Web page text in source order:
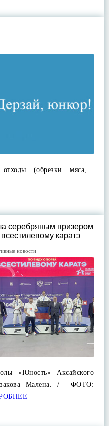
(обрезки мяса,…
серебряным призером
каратэ
новости
«Юность» Аксайского
Малена. / ФОТО: